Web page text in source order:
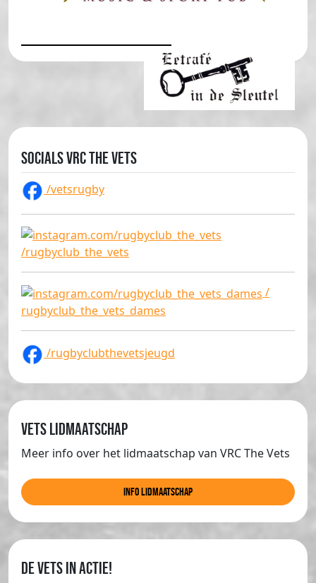
Socials VRC The Vets
/vetsrugby
/rugbyclub_the_vets
/
rugbyclub_the_vets_dames
/rugbyclubthevetsjeugd
Vets lidmaatschap
Meer info over het lidmaatschap van VRC The Vets
info lidmaatschap
de Vets in actie!